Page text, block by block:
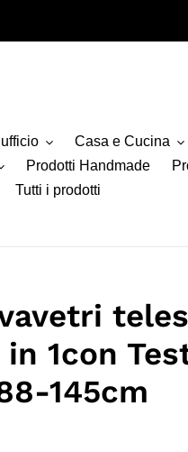
Casa e Cucina
Prodotti Handmade
Tutti i prodotti
1con
145cm